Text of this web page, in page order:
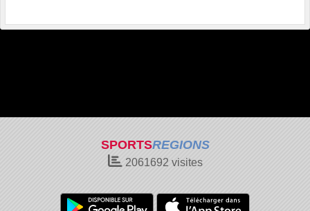
SPORTSREGIONS
2061692 visites